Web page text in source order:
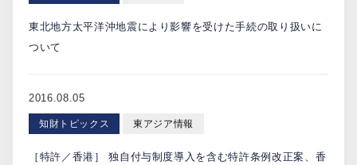
東北地方太平洋沖地震により影響を受けた手続の取り扱いに
ついて
2016.08.05
知財トピックス 東アジア情報
［特許／香港］ 独自付与制度導入を含む特許条例改正案、香